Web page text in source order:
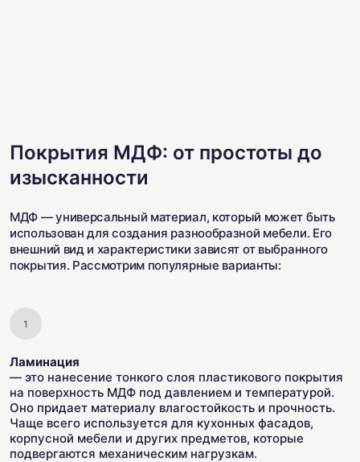
Покрытия МДФ: от простоты до
изысканности
МДФ — универсальный материал, который может быть
использован для создания разнообразной мебели. Его
внешний вид и характеристики зависят от выбранного
покрытия. Рассмотрим популярные варианты:
Ламинация
— это нанесение тонкого слоя пластикового покрытия
на поверхность МДФ под давлением и температурой.
Оно придает материалу влагостойкость и прочность.
Чаще всего используется для кухонных фасадов,
корпусной мебели и других предметов, которые
подвергаются механическим нагрузкам.